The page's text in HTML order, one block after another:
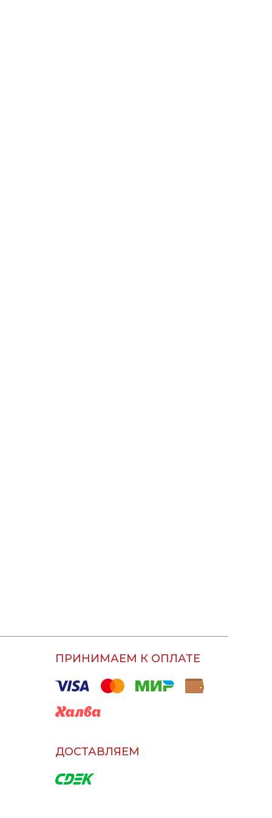
ПРИНИМАЕМ К ОПЛАТЕ
ДОСТАВЛЯЕМ